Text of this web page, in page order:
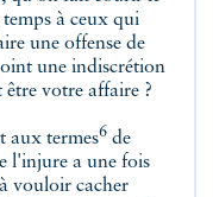
temps à ceux qui
une offense de
une indiscrétion
être votre affaire ?
aux termes6 de
l'injure a une fois
vouloir cacher